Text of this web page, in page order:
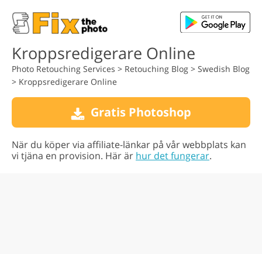
Kroppsredigerare Online
Photo Retouching Services > Retouching Blog > Swedish Blog
> Kroppsredigerare Online
Gratis Photoshop
När du köper via affiliate-länkar på vår webbplats kan
vi tjäna en provision. Här är hur det fungerar.